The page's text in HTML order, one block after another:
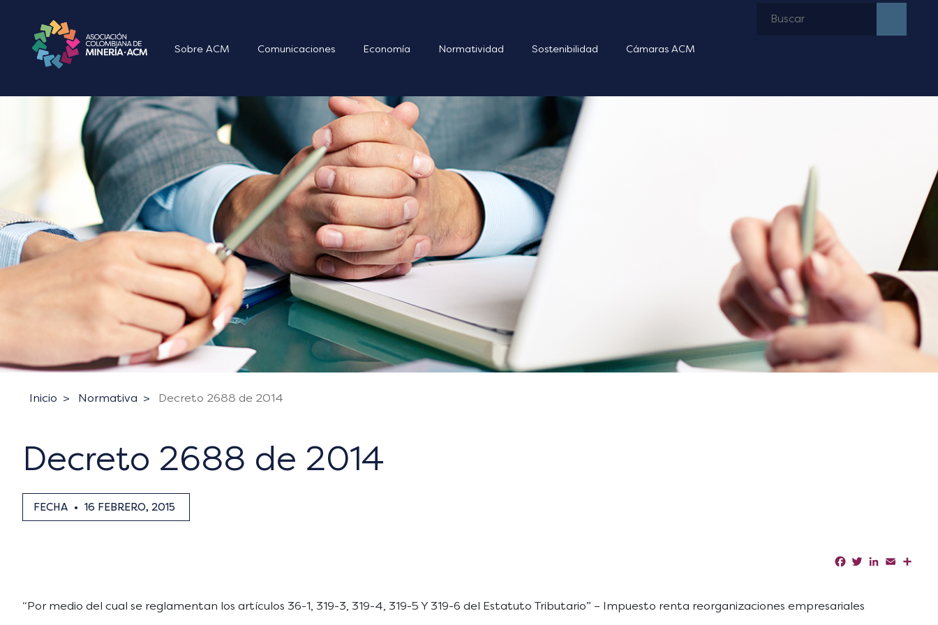
Sobre ACM Comunicaciones Economía Normatividad Sostenibilidad Cámaras ACM
Inicio Normativa Decreto 2688 de 2014
Decreto 2688 de 2014
FECHA • 16 FEBRERO, 2015
Facebook
TwitterLinkedIn
Email
“Por medio del cual se reglamentan los artículos 36-1, 319-3, 319-4, 319-5 Y 319-6 del Estatuto Tributario” – Impuesto renta reorganizaciones empresariales